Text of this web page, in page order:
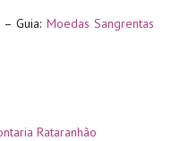
– Guia: Moedas Sangrentas
Rataranhão